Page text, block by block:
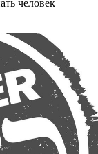
человек